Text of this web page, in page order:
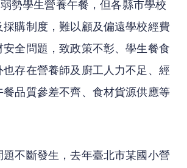
勢學生營養午餐，但各縣市學校
購制度，難以顧及偏遠學校經費
全問題，致政策不彰、學生餐食
存在營養師及廚工人力不足、經
品質參差不齊、食材貨源供應等
不斷發生，去年臺北市某國小營